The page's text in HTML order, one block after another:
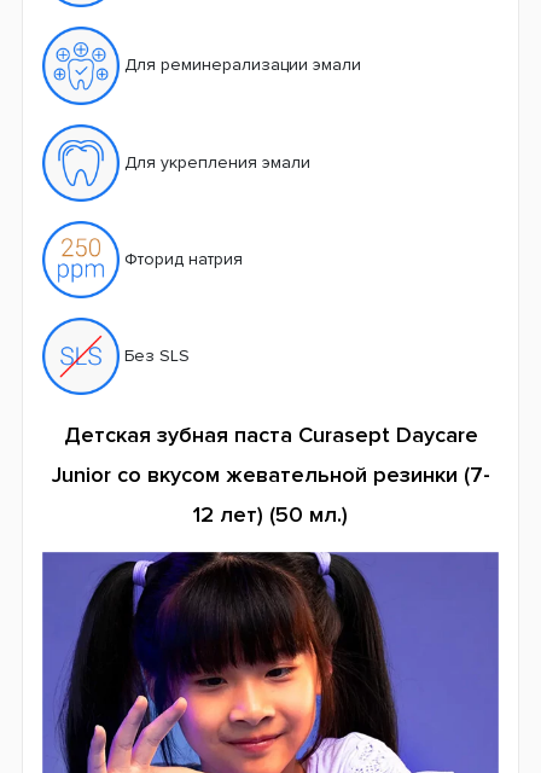
Для реминерализации эмали
Для укрепления эмали
Фторид натрия
Без SLS
Детская зубная паста Curasept Daycare
Junior со вкусом жевательной резинки (7-
12 лет) (50 мл.)